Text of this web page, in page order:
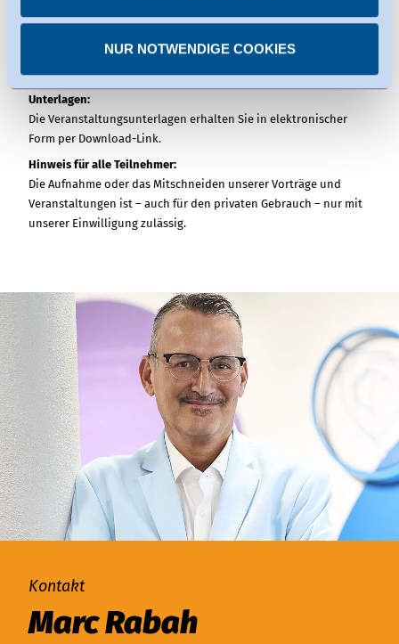
Privacy Framework. Details dazu finden Sie bei den
einzelnen Diensten.
Sie können erteilte Einwilligungen jederzeit
widerrufen.
NUR NOTWENDIGE COOKIES
Gebühren:
945 € für das Kombi-Paket aus 2 Schnitt-Workshops
Umsatzsteuerfrei gemäß § 4 Nr. 22 UstG
Unterlagen:
Die Veranstaltungsunterlagen erhalten Sie in elektronischer
Form per Download-Link.
Hinweis für alle Teilnehmer:
Die Aufnahme oder das Mitschneiden unserer Vorträge und
Veranstaltungen ist – auch für den privaten Gebrauch – nur mit
unserer Einwilligung zulässig.
Kontakt
Marc Rabah